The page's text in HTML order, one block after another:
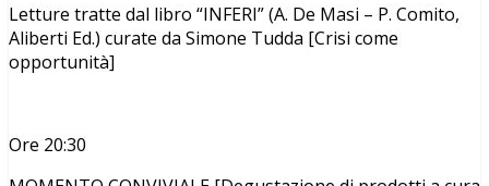
Letture tratte dal libro “INFERI” (A. De Masi – P. Comito,
Aliberti Ed.) curate da Simone Tudda [Crisi come
opportunità]
Ore 20:30